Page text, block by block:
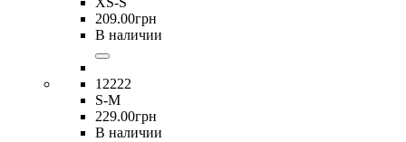
209.00грн
В наличии
12222
S-M
229.00грн
В наличии